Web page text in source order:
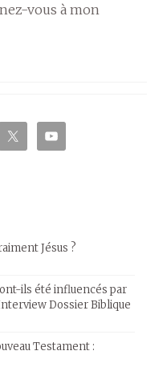
vous à mon
Jésus ?
ils été influencés par
Dossier Biblique
Testament :